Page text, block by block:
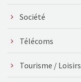
Société
Télécoms
Tourisme / Loisirs